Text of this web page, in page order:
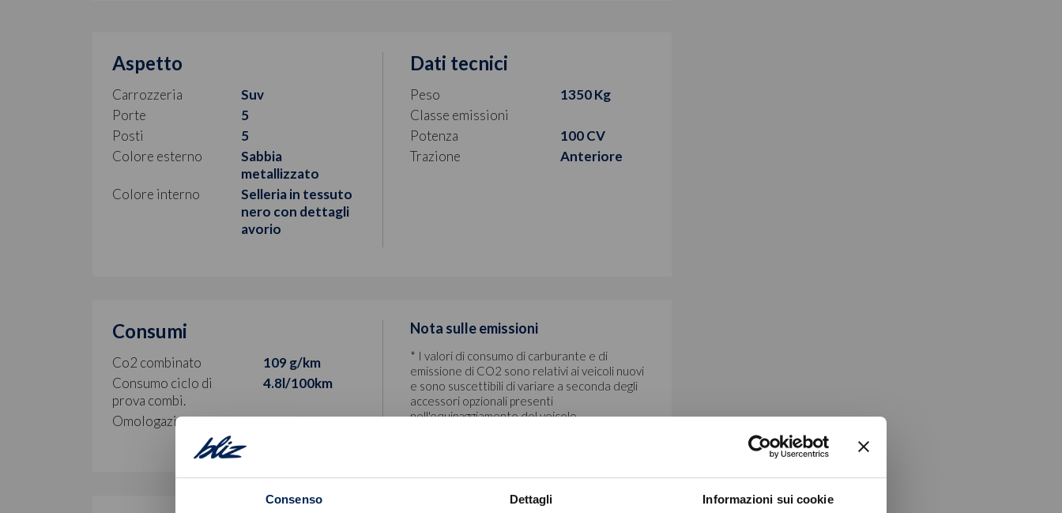
Consenso Dettagli Informazioni sui cookie
Aspetto
Carrozzeria
Suv
Porte
5
Posti
5
Colore esterno
Sabbia
metallizzato
Colore interno
Selleria in tessuto
nero con dettagli
avorio
Dati tecnici
Peso
1350 Kg
Classe emissioni
Potenza
100 CV
Trazione
Anteriore
Consumi
Co2 combinato
109 g/km
Consumo ciclo di
prova combi.
4.8l/100km
Omologazione Euro 6.4
Nota sulle emissioni
* I valori di consumo di carburante e di
emissione di CO2 sono relativi ai veicoli nuovi
e sono suscettibili di variare a seconda degli
accessori opzionali presenti
nell'equipaggiamento del veicolo.